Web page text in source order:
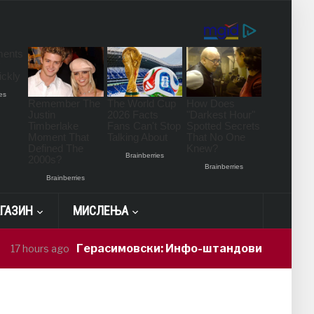
МИСЛЕЊА
ago Герасимовски: Инфо-штандови и здравствени